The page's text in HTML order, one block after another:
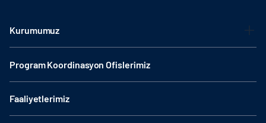
Kurumumuz
Program Koordinasyon Ofislerimiz
Faaliyetlerimiz